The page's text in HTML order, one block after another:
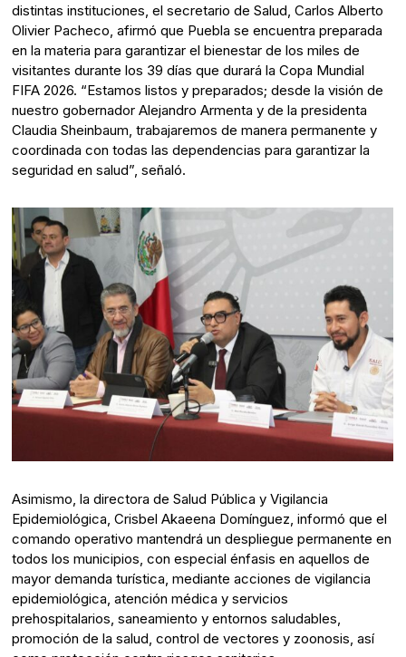
distintas instituciones, el secretario de Salud, Carlos Alberto
Olivier Pacheco, afirmó que Puebla se encuentra preparada
en la materia para garantizar el bienestar de los miles de
visitantes durante los 39 días que durará la Copa Mundial
FIFA 2026. “Estamos listos y preparados; desde la visión de
nuestro gobernador Alejandro Armenta y de la presidenta
Claudia Sheinbaum, trabajaremos de manera permanente y
coordinada con todas las dependencias para garantizar la
seguridad en salud”, señaló.
Asimismo, la directora de Salud Pública y Vigilancia
Epidemiológica, Crisbel Akaeena Domínguez, informó que el
comando operativo mantendrá un despliegue permanente en
todos los municipios, con especial énfasis en aquellos de
mayor demanda turística, mediante acciones de vigilancia
epidemiológica, atención médica y servicios
prehospitalarios, saneamiento y entornos saludables,
promoción de la salud, control de vectores y zoonosis, así